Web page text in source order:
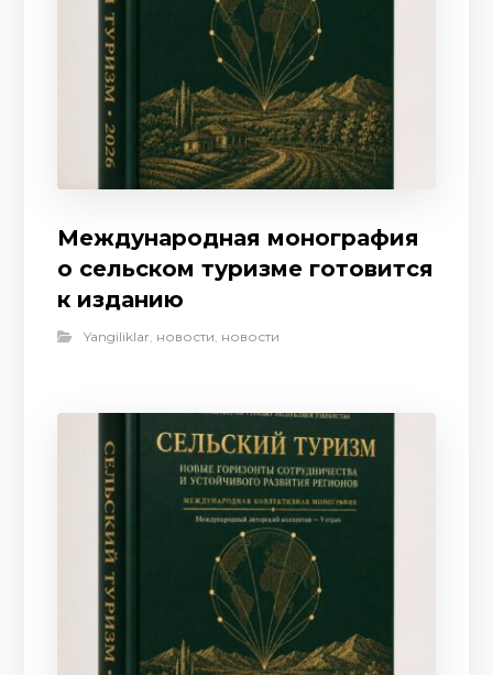
Международная монография
о сельском туризме готовится
к изданию
Yangiliklar, новости, новости